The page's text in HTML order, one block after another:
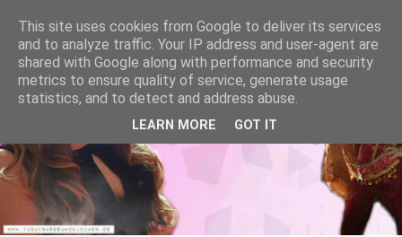
This site uses cookies from Google to deliver its services
and to analyze traffic. Your IP address and user-agent are
shared with Google along with performance and security
metrics to ensure quality of service, generate usage
statistics, and to detect and address abuse.
LEARN MORE GOT IT